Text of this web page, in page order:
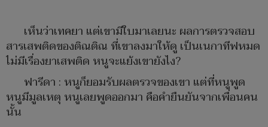
เห็นว่าเทคยา แต่เขามีใบมาเลยนะ ผลการตรวจสอบ
สารเสพติดของติณติณ ที่เขาลงมาให้ดู เป็นเนกาทีฟหมด
ไม่มีเรื่องยาเสพติด หนูจะแย้งเขายังไง?
ฟารีดา : หนูก็ยอมรับผลตรวจของเขา แต่ที่หนูพูด
หนูมีมูลเหตุ หนูเลยพูดออกมา คือคำยืนยันจากเพื่อนคน
นั้น